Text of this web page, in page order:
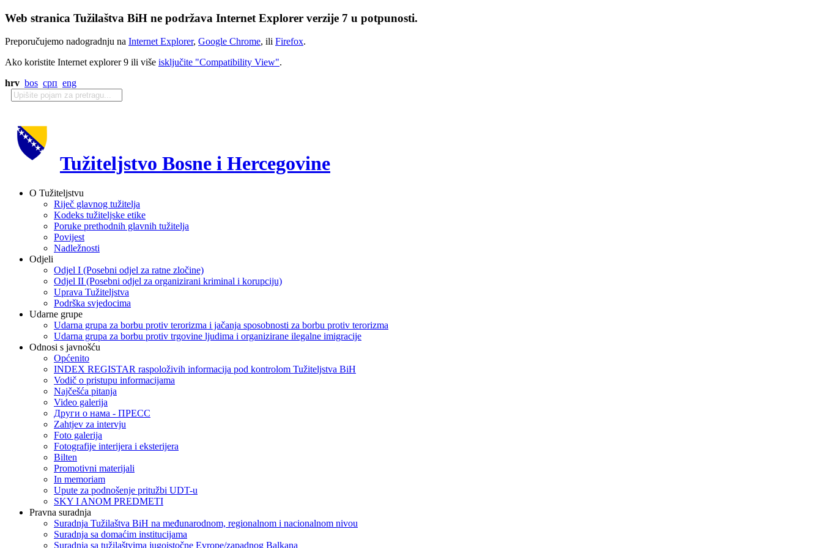
Web stranica Tužilaštva BiH ne podržava Internet Explorer verzije 7 u potpunosti.
Preporučujemo nadogradnju na Internet Explorer, Google Chrome, ili Firefox.
Ako koristite Internet explorer 9 ili više isključite "Compatibility View".
hrv bos срп eng
Tužiteljstvo Bosne i Hercegovine
O Tužiteljstvu
Riječ glavnog tužitelja
Kodeks tužiteljske etike
Poruke prethodnih glavnih tužitelja
Povijest
Nadležnosti
Odjeli
Odjel I (Posebni odjel za ratne zločine)
Odjel II (Posebni odjel za organizirani kriminal i korupciju)
Uprava Tužiteljstva
Podrška svjedocima
Udarne grupe
Udarna grupa za borbu protiv terorizma i jačanja sposobnosti za borbu protiv terorizma
Udarna grupa za borbu protiv trgovine ljudima i organizirane ilegalne imigracije
Odnosi s javnošću
Općenito
INDEX REGISTAR raspoloživih informacija pod kontrolom Tužiteljstva BiH
Vodič o pristupu informacijama
Najčešća pitanja
Video galerija
Други о нама - ПРЕСC
Zahtjev za intervju
Foto galerija
Fotografije interijera i eksterijera
Bilten
Promotivni materijali
In memoriam
Upute za podnošenje pritužbi UDT-u
SKY I ANOM PREDMETI
Pravna suradnja
Suradnja Tužilaštva BiH na međunarodnom, regionalnom i nacionalnom nivou
Suradnja sa domaćim institucijama
Suradnja sa tužilaštvima jugoistočne Evrope/zapadnog Balkana